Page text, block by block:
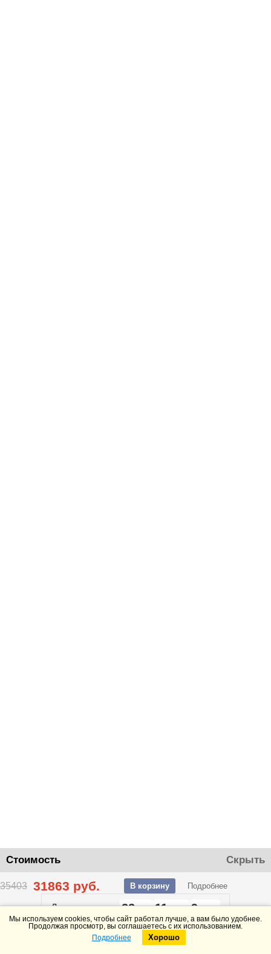
Стоимость Скрыть
35403 31863 руб. В корзину Подробнее
До конца акции22 11 9
Telegram
Мы используем cookies, чтобы сайт работал лучше, а вам было удобнее.
Продолжая просмотр, вы соглашаетесь с их использованием.
Подробнее
Хорошо